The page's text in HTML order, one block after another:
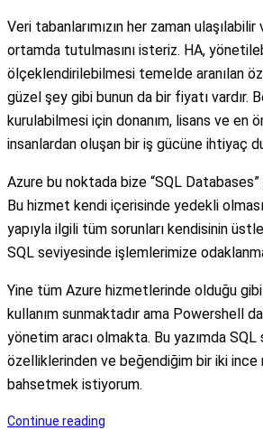
Veri tabanlarımızın her zaman
ortamda tutulmasını isteriz. HA,
ölçeklendirilebilmesi temelde aranılan
güzel şey gibi bunun da bir fiyatı vardır.
kurulabilmesi için donanım, lisans ve en
insanlardan oluşan bir iş gücüne ihtiyaç
Azure bu noktada bize “SQL
Bu hizmet kendi içerisinde yedekli
yapıyla ilgili tüm sorunları kendisinin
SQL seviyesinde işlemlerimize
Yine tüm Azure hizmetlerinde olduğu
kullanım sunmaktadır ama Powershell
yönetim aracı olmakta. Bu yazımda SQL
özelliklerinden ve beğendiğim bir iki ince
bahsetmek istiyorum.
Continue reading